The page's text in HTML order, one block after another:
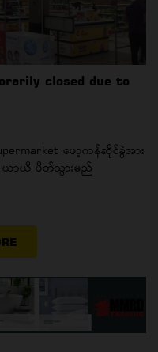
closed due to
ဖော့ကန်ဆိုင်ခွဲအား
ယာယီ ပိတ်သွားမည်